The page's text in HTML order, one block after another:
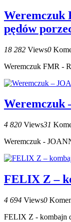
Weremczuk
pędów
18 282 Views0
Weremczuk FMR -
Weremczuk
4 820 Views31
Weremczuk -
FELIX Z –
4 694 Views0
FELIX Z - kombajn